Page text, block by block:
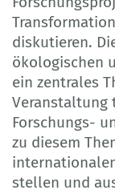
diskutieren.
ökologischen
ein zentrales
Veranstaltung
Forschungs-
zu diesem
stellen und